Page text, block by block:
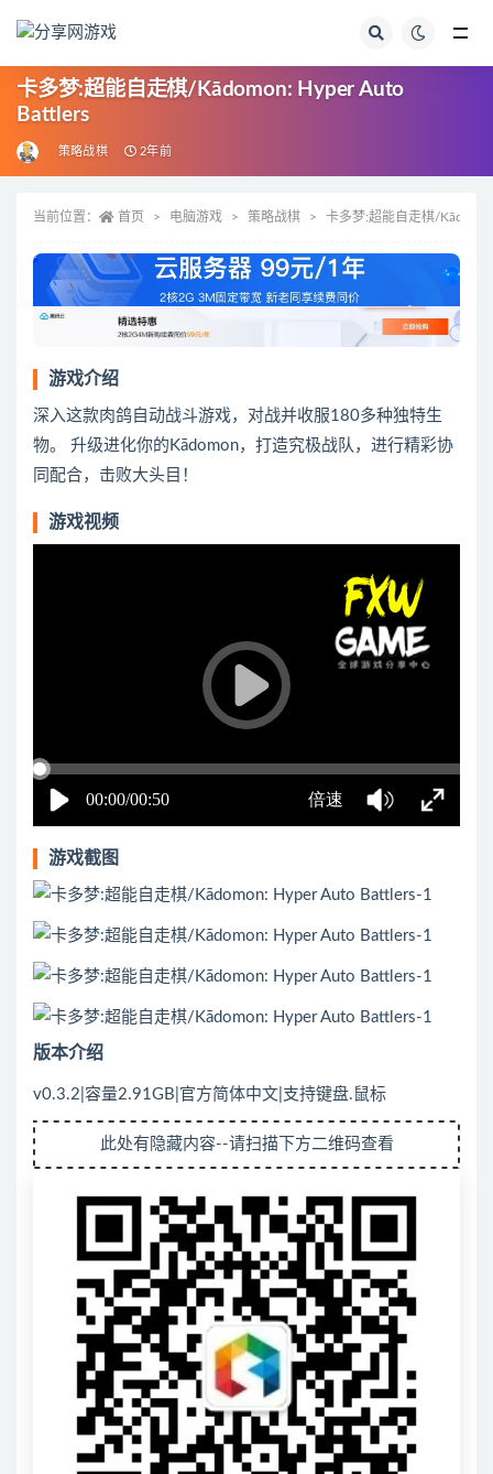
卡多梦:超能自走棋/Kādomon: Hyper Auto
Battlers
策略战棋 2年前
当前位置： 首页 电脑游戏 策略战棋 卡多梦:超能自走棋/
游戏介绍
深入这款肉鸽自动战斗游戏，对战并收服180多种独特生
物。 升级进化你的Kādomon，打造究极战队，进行精彩协
同配合，击败大头目！
游戏视频
游戏截图
版本介绍
v0.3.2|容量2.91GB|官方简体中文|支持键盘.鼠标
此处有隐藏内容--请扫描下方二维码查看